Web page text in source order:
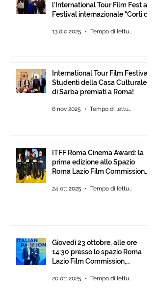
l’International Tour Film Fest al
Festival internazionale “Corti da
13 dic 2025 Tempo di lettura: 2 min
International Tour Film Festival:
Studenti della Casa Culturale
di Sarba premiati a Roma!
6 nov 2025 Tempo di lettura: 2 min
ITFF Roma Cinema Award: la
prima edizione allo Spazio
Roma Lazio Film Commission
24 ott 2025 Tempo di lettura: 2 min
Giovedì 23 ottobre, alle ore
14:30 presso lo spazio Roma
Lazio Film Commission,
Musica Roma, consegna degli
20 ott 2025 Tempo di lettura: 2 min